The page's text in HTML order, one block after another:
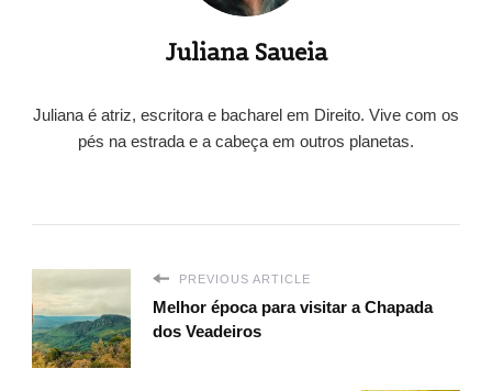
Juliana Saueia
Juliana é atriz, escritora e bacharel em Direito. Vive com os
pés na estrada e a cabeça em outros planetas.
PREVIOUS ARTICLE
Melhor época para visitar a Chapada
dos Veadeiros